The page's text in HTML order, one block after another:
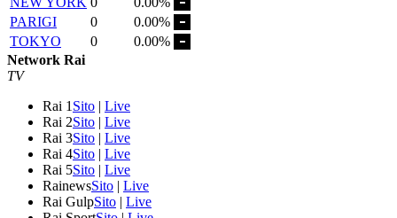
PARIGI
0
0.00%
TOKYO
0
0.00%
Network Rai
TV
Rai 1 Sito | Live
Rai 2Sito | Live
Rai 3Sito | Live
Rai 4Sito | Live
Rai 5Sito | Live
RainewsSito | Live
Rai GulpSito | Live